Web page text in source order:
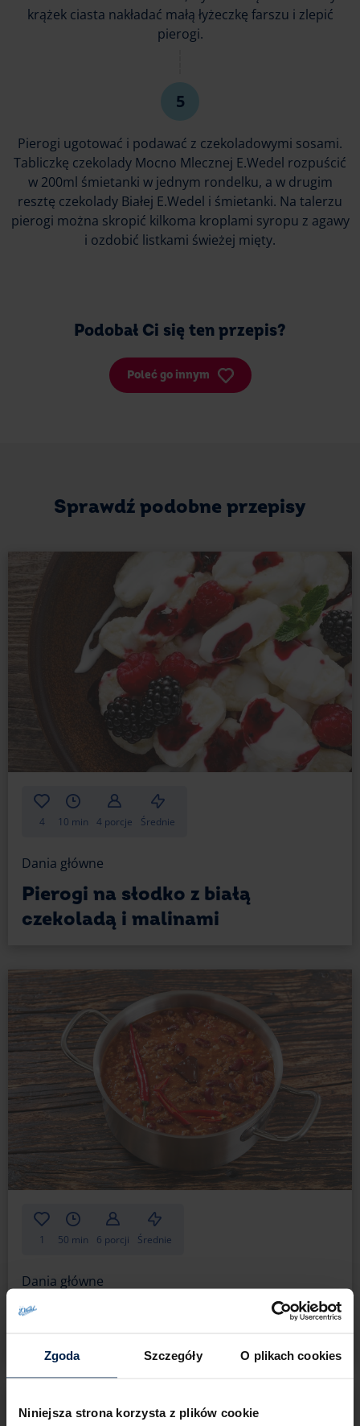
Zgoda Szczegóły O plikach cookies
Niniejsza strona korzysta z plików cookie
krążek ciasta nakładać małą łyżeczkę farszu i zlepić
pierogi.
Pierogi ugotować i podawać z czekoladowymi sosami.
Tabliczkę czekolady Mocno Mlecznej E.Wedel rozpuścić
w 200ml śmietanki w jednym rondelku, a w drugim
resztę czekolady Białej E.Wedel i śmietanki. Na talerzu
pierogi można skropić kilkoma kroplami syropu z agawy
i ozdobić listkami świeżej mięty.
Podobał Ci się ten przepis?
Poleć go innym
Sprawdź podobne przepisy
4 10 min 4 porcje Średnie
Dania główne
Pierogi na słodko z białą
czekoladą i malinami
1 50 min 6 porcji Średnie
Dania główne
Jesienne chili con carne z gorzką